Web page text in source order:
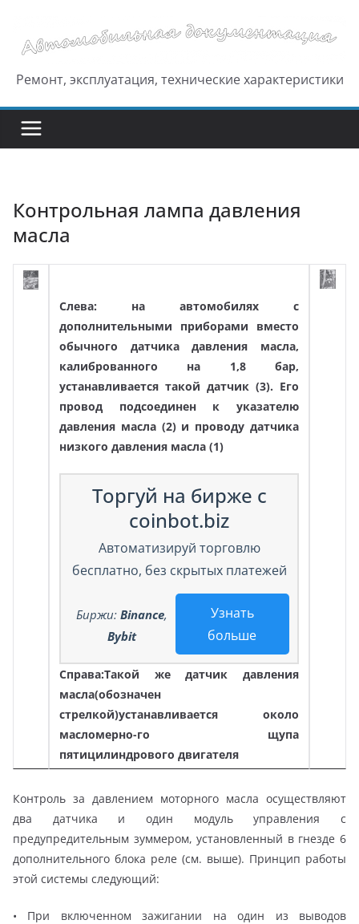
содержимому
Ремонт, эксплуатация, технические характеристики
Контрольная лампа давления
масла
Слева: на автомобилях с
дополнительными приборами вместо
обычного датчика давления масла,
калиброванного на 1,8 бар,
устанавливается такой датчик (3). Его
провод подсоединен к указателю
давления масла (2) и проводу датчика
низкого давления масла (1)
Торгуй на бирже с
coinbot.biz
Автоматизируй торговлю
бесплатно, без скрытых платежей
Узнать
больше
Биржи:Binance,
Bybit
Справа:Такой же датчик давления
масла(обозначен
стрелкой)устанавливается около
масломерно-го щупа
пятицилиндрового двигателя
Контроль за давлением моторного масла осуществляют
два датчика и один модуль управления с
предупредительным зуммером, установленный в гнезде 6
дополнительного блока реле (см. выше). Принцип работы
этой системы следующий:
• При включенном зажигании на один из выводов